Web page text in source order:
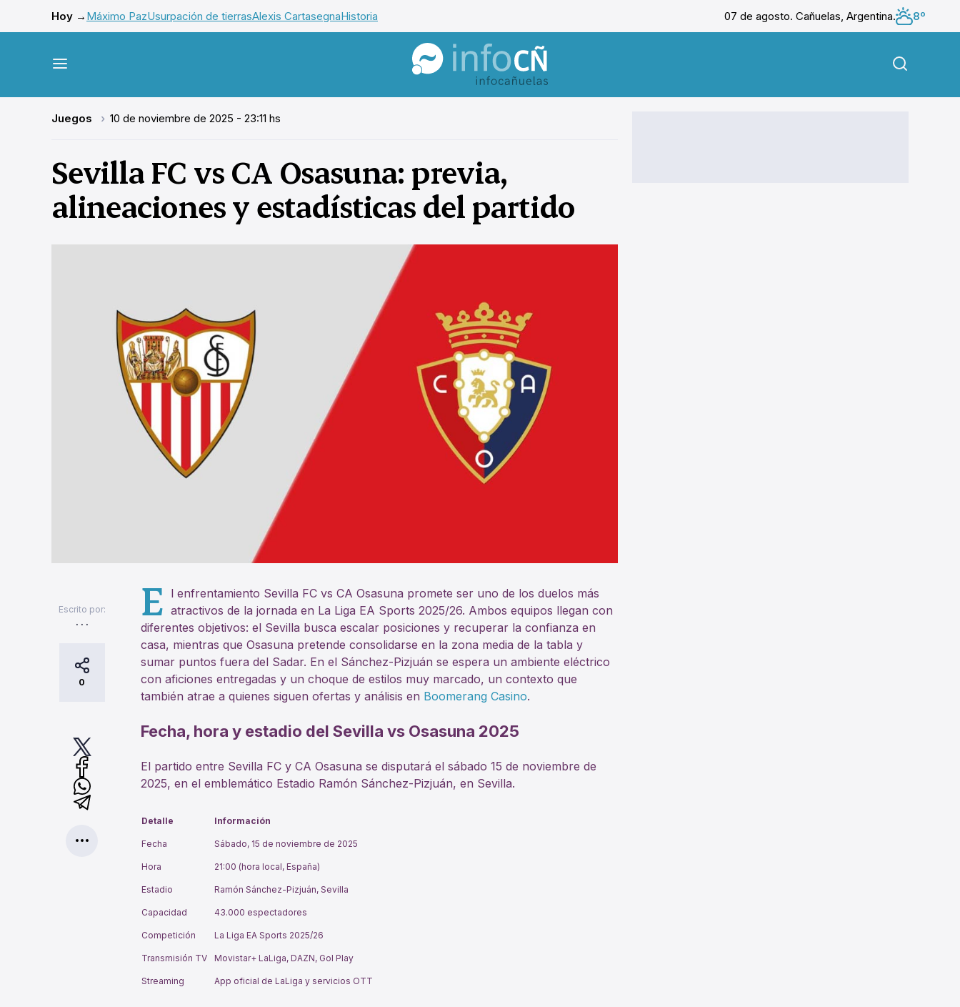
Hoy → Máximo PazUsurpación de tierrasAlexis CartasegnaHistoria 07 de agosto. Cañuelas, Argentina.
8º
InfoCañuelas
Juegos 10 de noviembre de 2025 - 23:11 hs
Sevilla FC vs CA Osasuna: previa,
alineaciones y estadísticas del partido
Escrito por:
. . .
0
E l enfrentamiento Sevilla FC vs CA Osasuna promete ser uno de los duelos más
atractivos de la jornada en La Liga EA Sports 2025/26. Ambos equipos llegan con
diferentes objetivos: el Sevilla busca escalar posiciones y recuperar la confianza en
casa, mientras que Osasuna pretende consolidarse en la zona media de la tabla y
sumar puntos fuera del Sadar. En el Sánchez-Pizjuán se espera un ambiente eléctrico
con aficiones entregadas y un choque de estilos muy marcado, un contexto que
también atrae a quienes siguen ofertas y análisis en Boomerang Casino.
Fecha, hora y estadio del Sevilla vs Osasuna 2025
El partido entre Sevilla FC y CA Osasuna se disputará el sábado 15 de noviembre de
2025, en el emblemático Estadio Ramón Sánchez-Pizjuán, en Sevilla.
Detalle Información
Fecha Sábado, 15 de noviembre de 2025
Hora 21:00 (hora local, España)
Estadio Ramón Sánchez-Pizjuán, Sevilla
Capacidad 43.000 espectadores
Competición La Liga EA Sports 2025/26
Transmisión TV Movistar+ LaLiga, DAZN, Gol Play
Streaming App oficial de LaLiga y servicios OTT